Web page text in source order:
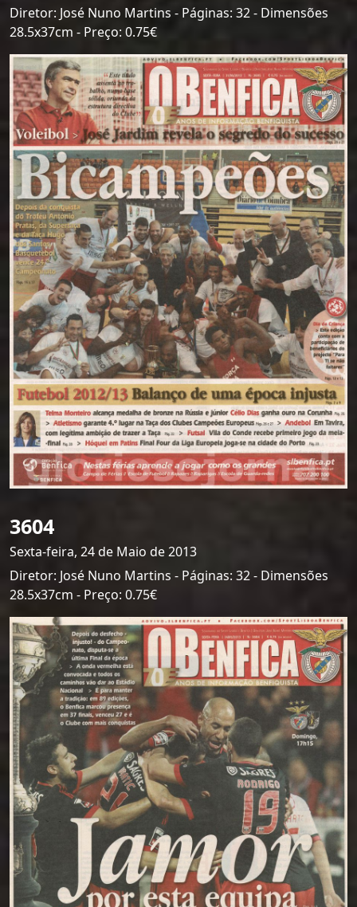
Diretor: José Nuno Martins - Páginas: 32 - Dimensões
28.5x37cm - Preço: 0.75€
3604
Sexta-feira, 24 de Maio de 2013
Diretor: José Nuno Martins - Páginas: 32 - Dimensões
28.5x37cm - Preço: 0.75€